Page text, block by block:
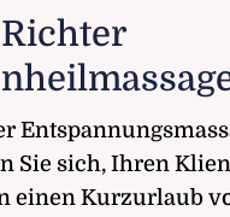
Sie sich, Ihren
einen Kurzurlaub